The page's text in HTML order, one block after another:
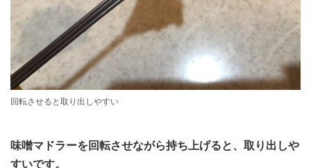
回転させると取り出しやすい
味噌マドラーを回転させながら持ち上げると、取り出しや
すいです。